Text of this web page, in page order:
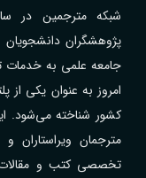
پژوهشگران دانشجویان
جامعه علمی به خدمات
امروز به عنوان یکی از
کشور شناخته می‌شود.
مترجمان
تخصصی کتب و مقالات